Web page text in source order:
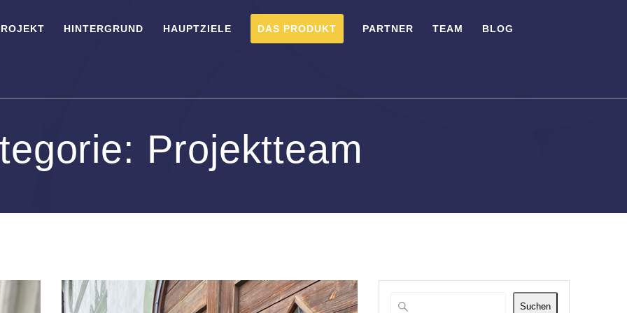
HINTERGRUND HAUPTZIELE DAS PRODUKT PARTNER TEAM BLOG
Projektteam
Suchen